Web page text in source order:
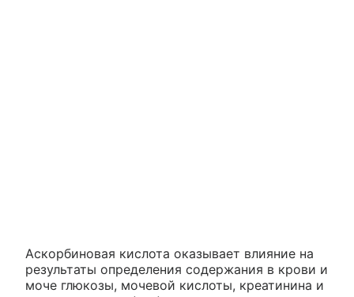
Аскорбиновая кислота оказывает влияние на
результаты определения содержания в крови и
моче глюкозы, мочевой кислоты, креатинина и